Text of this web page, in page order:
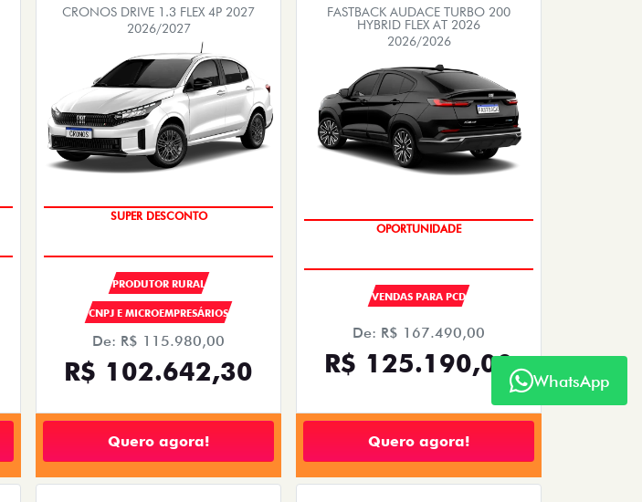
CRONOS DRIVE 1.3 FLEX 4P 2027
2026/2027
SUPER DESCONTO
PRODUTOR RURAL
CNPJ E MICROEMPRESÁRIOS
De: R$ 115.980,00
R$ 102.642,30
Quero agora!
FASTBACK AUDACE TURBO 200
HYBRID FLEX AT 2026
2026/2026
OPORTUNIDADE
VENDAS PARA PCD
De: R$ 167.490,00
R$ 125.190,00
Quero agora!
WhatsApp